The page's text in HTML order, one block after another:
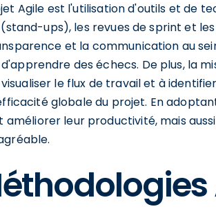
Agile est l'utilisation d'outils et de
ups), les revues de sprint et les
et la communication au
des échecs. De plus, la
le flux de travail et à
globale du projet. En
leur productivité, mais